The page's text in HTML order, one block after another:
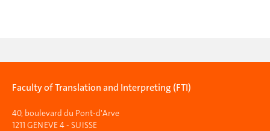
Faculty of Translation and Interpreting (FTI)
40, boulevard du Pont-d'Arve
1211 GENEVE 4 - SUISSE